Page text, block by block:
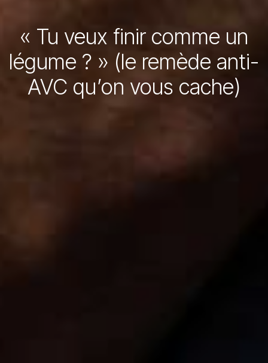
« Tu veux finir comme un
légume ? » (le remède anti-
AVC qu’on vous cache)